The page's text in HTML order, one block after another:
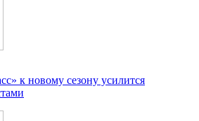
к новому сезону усилится